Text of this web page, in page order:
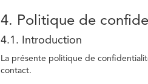
4. Politique de
4.1. Introduction
La présente politique de
contact.